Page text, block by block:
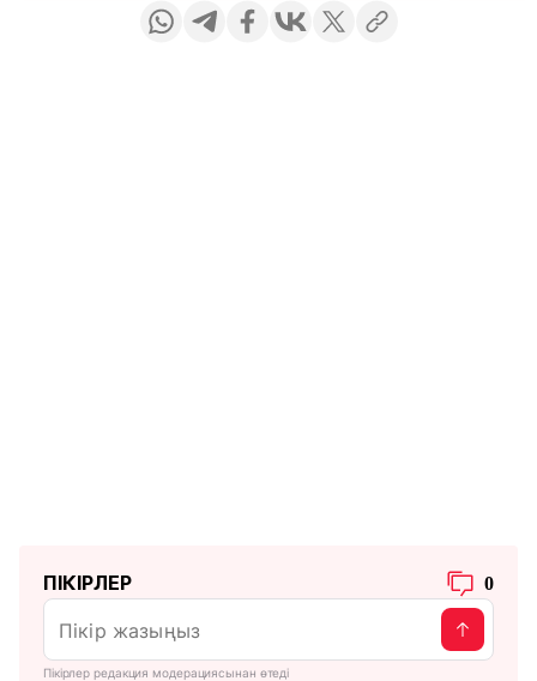
ПІКІРЛЕР 0
Пікірлер редакция модерациясынан өтеді